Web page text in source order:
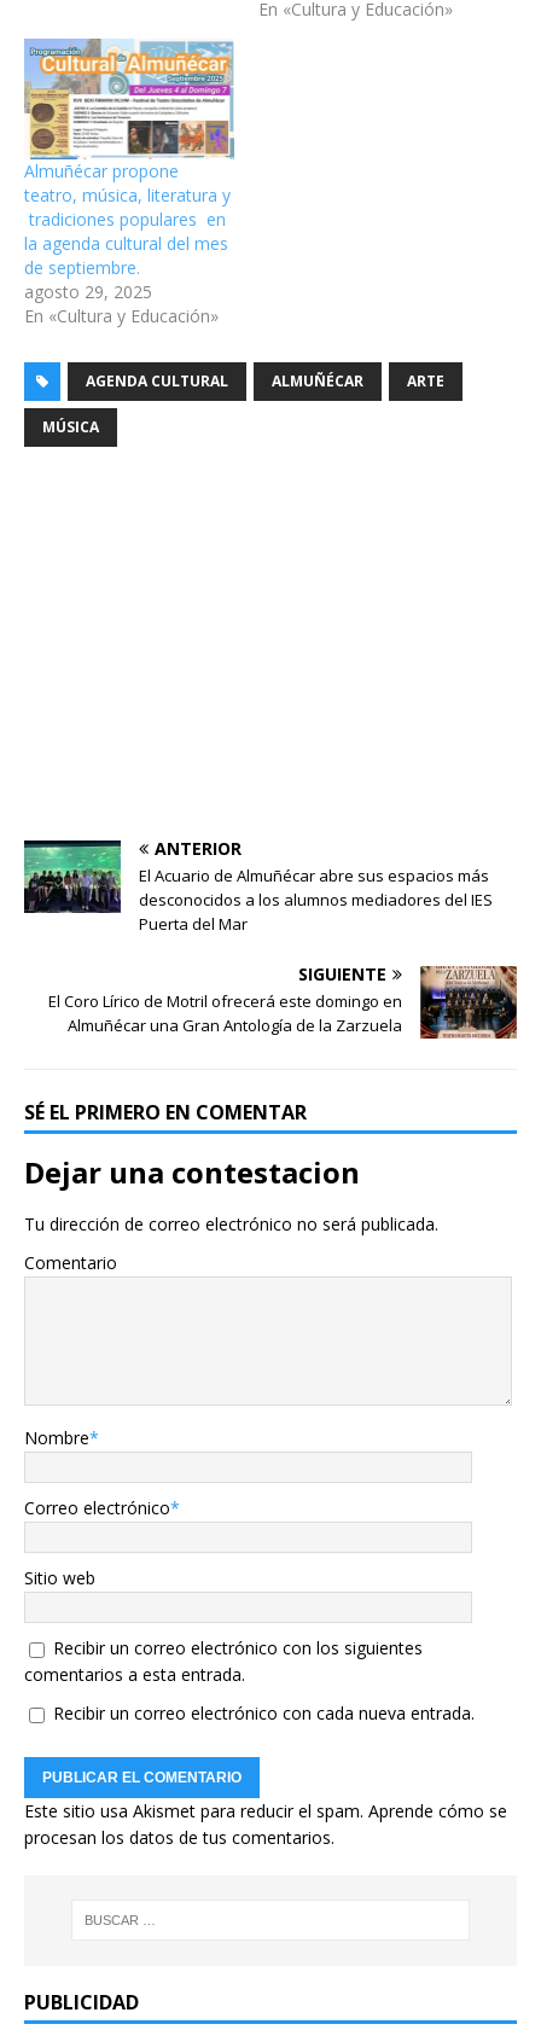
En «Cultura y Educación»
Almuñécar propone
teatro, música, literatura y
tradiciones populares en
la agenda cultural del mes
de septiembre.
agosto 29, 2025
En «Cultura y Educación»
AGENDA CULTURAL ALMUÑÉCAR ARTE
MÚSICA
ANTERIOR
El Acuario de Almuñécar abre sus espacios más
desconocidos a los alumnos mediadores del IES
Puerta del Mar
SIGUIENTE
El Coro Lírico de Motril ofrecerá este domingo en
Almuñécar una Gran Antología de la Zarzuela
SÉ EL PRIMERO EN COMENTAR
Dejar una contestacion
Tu dirección de correo electrónico no será publicada.
Comentario
Nombre*
Correo electrónico*
Sitio web
Recibir un correo electrónico con los siguientes
comentarios a esta entrada.
Recibir un correo electrónico con cada nueva entrada.
Este sitio usa Akismet para reducir el spam. Aprende cómo se
procesan los datos de tus comentarios.
PUBLICIDAD